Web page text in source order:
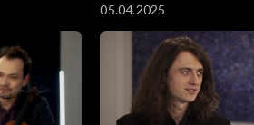
05.04.2025